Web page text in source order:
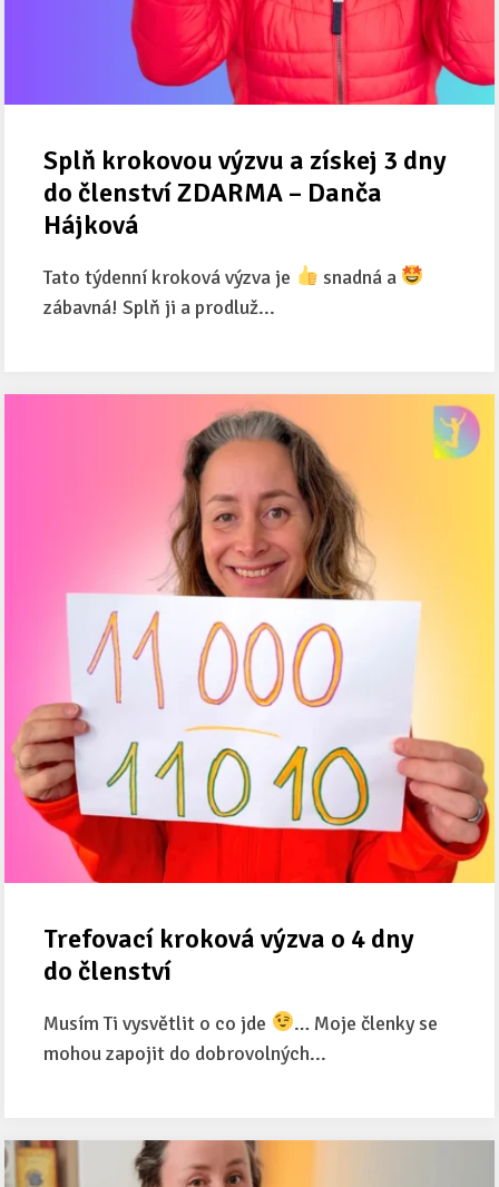
Splň krokovou výzvu a získej 3 dny
do členství ZDARMA – Danča
Hájková
Tato týdenní kroková výzva je
snadná a
zábavná! Splň ji a prodluž...
Trefovací kroková výzva o 4 dny
do členství
Musím Ti vysvětlit o co jde
… Moje členky se
mohou zapojit do dobrovolných...